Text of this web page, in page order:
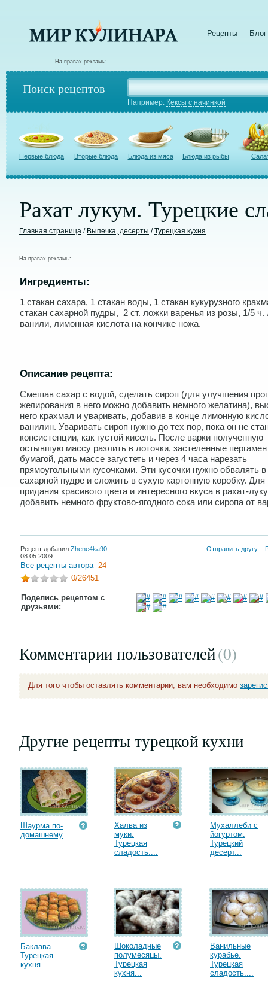
Рецепты Блог
На правах рекламы:
Поиск рецептов
Например: Кексы с начинкой
Первые блюда Вторые блюда Блюда из мяса Блюда из рыбы
Рахат лукум. Турецкие
Главная страница / Выпечка, десерты /Турецкая кухня
На правах рекламы:
Ингредиенты:
1 стакан сахара, 1 стакан воды, 1 стакан кукурузного
стакан сахарной пудры, 2 ст. ложки варенья из розы, 1/5 ч.
ванили, лимонная кислота на кончике ножа.
Описание рецепта:
Смешав сахар с водой, сделать сироп (для улучшения
желирования в него можно добавить немного желатина),
него крахмал и уваривать, добавив в конце лимонную
ванилин. Уваривать сироп нужно до тех пор, пока он не
консистенции, как густой кисель. После варки полученную
остывшую массу разлить в лоточки, застеленные
бумагой, дать массе загустеть и через 4 часа нарезать
прямоугольными кусочками. Эти кусочки нужно обвалять в
сахарной пудре и сложить в сухую картонную коробку. Для
придания красивого цвета и интересного вкуса в рахат-
добавить немного фруктово-ягодного сока или сиропа от
Рецепт добавил Zhene4ka90
08.05.2009
Отправить другу
Все рецепты автора 24
0/26451
Поделись рецептом с
друзьями:
Комментарии пользователей(0)
Для того чтобы оставлять комментарии, вам необходимо
Другие рецепты турецкой кухни
Шаурма по-
домашнему
Халва из
муки.
Турецкая
сладость....
Мухаллеби с
йогуртом.
Турецкий
десерт...
Баклава.
Турецкая
кухня....
Шоколадные
полумесяцы.
Турецкая
кухня...
Ванильные
курабье.
Турецкая
сладость....